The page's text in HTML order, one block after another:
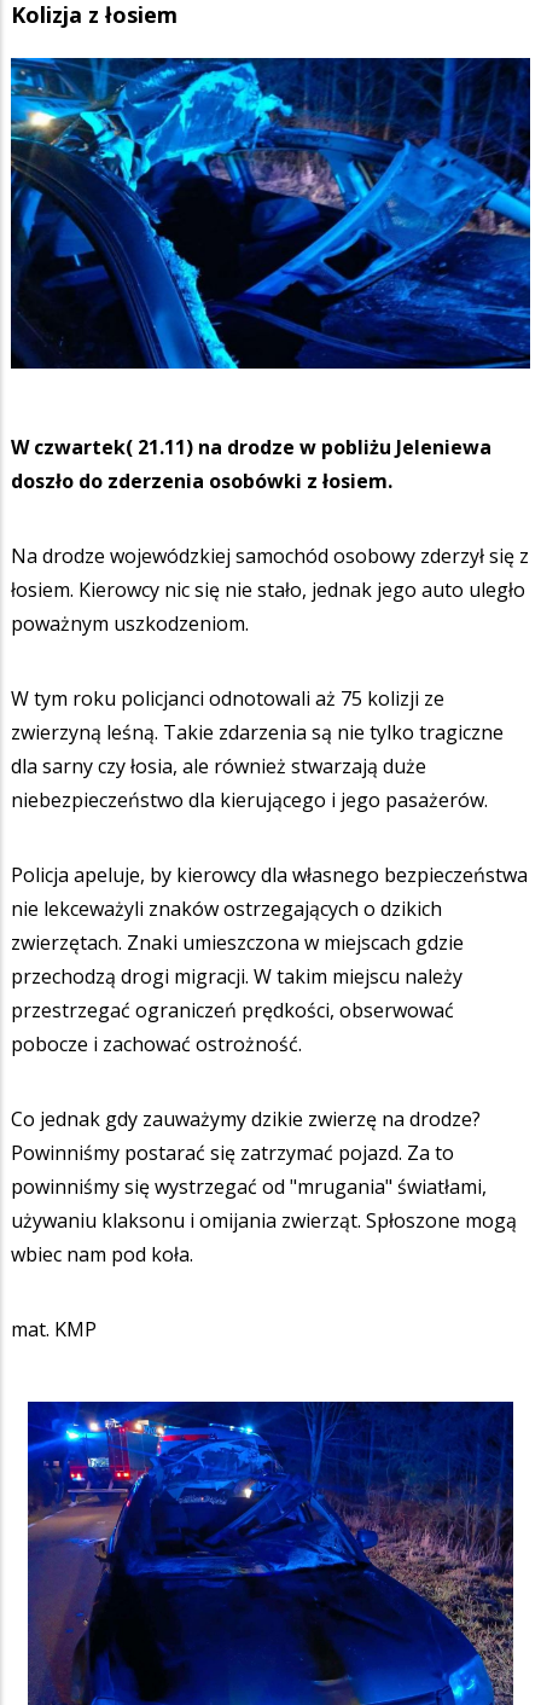
Kolizja z łosiem
W czwartek( 21.11) na drodze w pobliżu Jeleniewa
doszło do zderzenia osobówki z łosiem.
Na drodze wojewódzkiej samochód osobowy zderzył się z
łosiem. Kierowcy nic się nie stało, jednak jego auto uległo
poważnym uszkodzeniom.
W tym roku policjanci odnotowali aż 75 kolizji ze
zwierzyną leśną. Takie zdarzenia są nie tylko tragiczne
dla sarny czy łosia, ale również stwarzają duże
niebezpieczeństwo dla kierującego i jego pasażerów.
Policja apeluje, by kierowcy dla własnego bezpieczeństwa
nie lekceważyli znaków ostrzegających o dzikich
zwierzętach. Znaki umieszczona w miejscach gdzie
przechodzą drogi migracji. W takim miejscu należy
przestrzegać ograniczeń prędkości, obserwować
pobocze i zachować ostrożność.
Co jednak gdy zauważymy dzikie zwierzę na drodze?
Powinniśmy postarać się zatrzymać pojazd. Za to
powinniśmy się wystrzegać od "mrugania" światłami,
używaniu klaksonu i omijania zwierząt. Spłoszone mogą
wbiec nam pod koła.
mat. KMP